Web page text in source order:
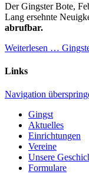
Der Gingster Bote,
Lang ersehnte
abrufbar.
Weiterlesen …
Links
Navigation
Gingst
Aktuelles
Einrichtungen
Vereine
Unsere
Formulare